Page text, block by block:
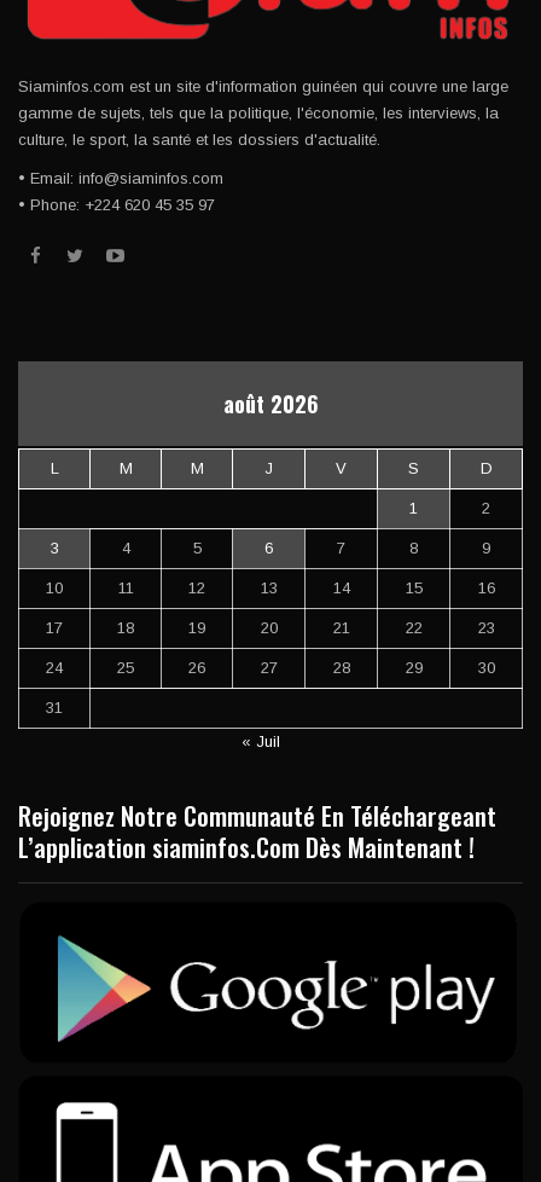
Siaminfos.com est un site d'information guinéen qui couvre une large
gamme de sujets, tels que la politique, l'économie, les interviews, la
culture, le sport, la santé et les dossiers d'actualité.
• Email: info@siaminfos.com
• Phone: +224 620 45 35 97
août 2026
L M M J V S D
1 2
3 4 5 6 7 8 9
10 11 12 13 14 15 16
17 18 19 20 21 22 23
24 25 26 27 28 29 30
31
« Juil
Rejoignez Notre Communauté En Téléchargeant
L’application siaminfos.Com Dès Maintenant !